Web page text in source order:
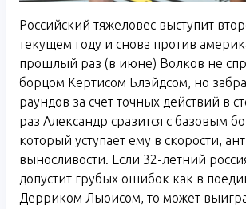
Российский тяжеловес выступит
текущем году и снова против
прошлый раз (в июне) Волков не
борцом Кертисом Блэйдсом, но
раундов за счет точных действий в
раз Александр сразится с базовым
который уступает ему в скорости,
выносливости. Если 32-летний
допустит грубых ошибок как в
Дерриком Льюисом, то может